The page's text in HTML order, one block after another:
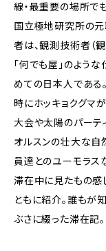
線・最重要の場所で
国立極地研究所の元
者は、観測技術者（
「何でも屋」のよう
めての日本人である。
時にホッキョクグマ
大会や太陽のパーテ
オルスンの壮大な自
員達とのユーモラス
滞在中に見たもの感
ともに紹介。誰もが
ぶさに綴った滞在記。